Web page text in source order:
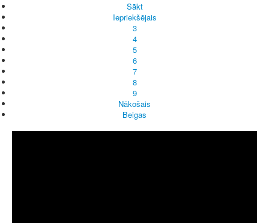
Sākt
Iepriekšējais
3
4
5
6
7
8
9
Nākošais
Beigas